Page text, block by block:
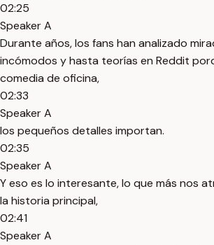
02:25
Speaker A
Durante años, los fans han analizado
incómodos y hasta teorías en Reddit
comedia de oficina,
02:33
Speaker A
los pequeños detalles importan.
02:35
Speaker A
Y eso es lo interesante, lo que más nos
la historia principal,
02:41
Speaker A